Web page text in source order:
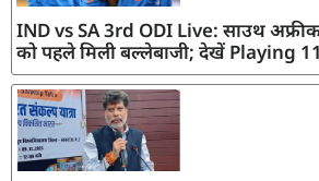
IND vs SA 3rd ODI Live: साउथ
को पहले मिली बल्लेबाजी; देखें Playing 11